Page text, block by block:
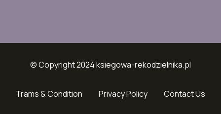
© Copyright 2024 ksiegowa-rekodzielnika.pl
Trams & Condition Privacy Policy Contact Us